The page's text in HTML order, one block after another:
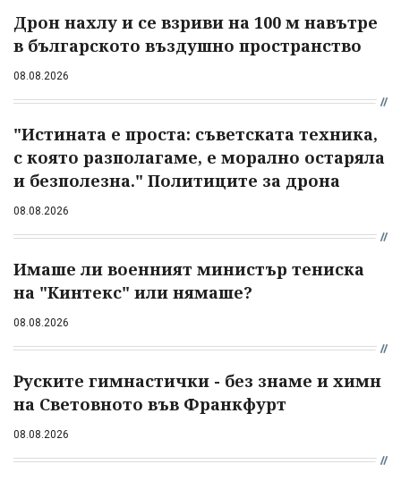
Дрон нахлу и се взриви на 100 м навътре
в българското въздушно пространство
08.08.2026
"Истината е проста: съветската техника,
с която разполагаме, е морално остаряла
и безполезна." Политиците за дрона
08.08.2026
Имаше ли военният министър тениска
на "Кинтекс" или нямаше?
08.08.2026
Руските гимнастички - без знаме и химн
на Световното във Франкфурт
08.08.2026